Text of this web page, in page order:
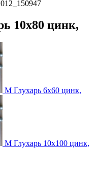
10х80 цинк,
М Глухарь 6х60 цинк,
М Глухарь 10х100 цинк,